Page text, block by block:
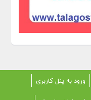
ورود به پنل کاربری